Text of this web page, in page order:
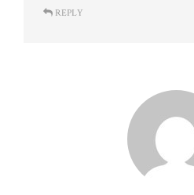
REPLY